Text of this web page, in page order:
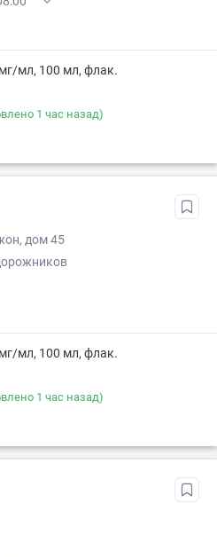
мл, 100 мл, флак.
1 час назад)
дом 45
мл, 100 мл, флак.
1 час назад)